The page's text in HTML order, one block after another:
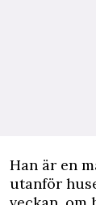
Han är en
utanför